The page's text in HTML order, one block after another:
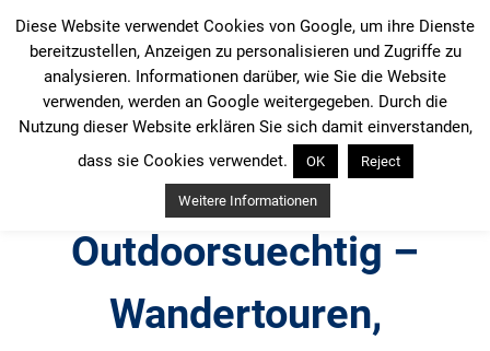
Inhalt
springen
Outdoorsuechtig –
Wandertouren,
Diese Website verwendet Cookies von Google, um ihre Dienste
bereitzustellen, Anzeigen zu personalisieren und Zugriffe zu
analysieren. Informationen darüber, wie Sie die Website
verwenden, werden an Google weitergegeben. Durch die
Nutzung dieser Website erklären Sie sich damit einverstanden,
dass sie Cookies verwendet.
OK Reject
Weitere Informationen